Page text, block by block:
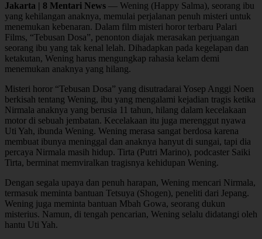
Jakarta | 8 Mentari News — Wening (Happy Salma), seorang ibu
yang kehilangan anaknya, memulai perjalanan penuh misteri untuk
menemukan kebenaran. Dalam film misteri horor terbaru Palari
Films, “Tebusan Dosa”, penonton diajak merasakan perjuangan
seorang ibu yang tak kenal lelah. Dihadapkan pada kegelapan dan
ketakutan, Wening harus mengungkap rahasia kelam demi
menemukan anaknya yang hilang.
Misteri horor “Tebusan Dosa” yang disutradarai Yosep Anggi Noen
berkisah tentang Wening, ibu yang mengalami kejadian tragis ketika
Nirmala anaknya yang berusia 11 tahun, hilang dalam kecelakaan
motor di sebuah jembatan. Kecelakaan itu juga merenggut nyawa
Uti Yah, ibunda Wening. Wening merasa sangat berdosa karena
membuat ibunya meninggal dan anaknya hanyut di sungai, tapi dia
percaya Nirmala masih hidup. Tirta (Putri Marino), podcaster Saiki
Tirta, berminat memviralkan tragisnya kehidupan Wening.
Dengan segala upaya dan penuh harapan, Wening mencari Nirmala,
termasuk meminta bantuan Tetsuya (Shogen), peneliti dari Jepang.
Wening juga meminta bantuan Mbah Gowa, seorang dukun
misterius. Namun, di tengah pencarian, Wening selalu didatangi oleh
hantu Uti Yah.